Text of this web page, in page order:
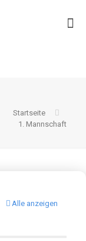
Startseite
1. Mannschaft
Alle anzeigen